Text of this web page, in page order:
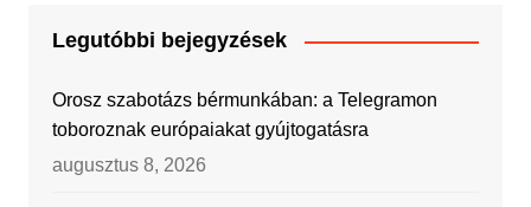
Legutóbbi bejegyzések
Orosz szabotázs bérmunkában: a Telegramon
toboroznak európaiakat gyújtogatásra
augusztus 8, 2026